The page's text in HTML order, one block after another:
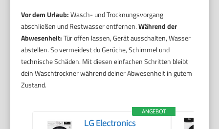
Vor dem Urlaub:Wasch- und Trocknungsvorgang
abschließen und Restwasser entfernen.Während der
Abwesenheit:Tür offen lassen, Gerät ausschalten, Wasser
abstellen. So vermeidest du Gerüche, Schimmel und
technische Schäden. Mit diesen einfachen Schritten bleibt
dein Waschtrockner während deiner Abwesenheit in gutem
Zustand.
ANGEBOT
LG Electronics